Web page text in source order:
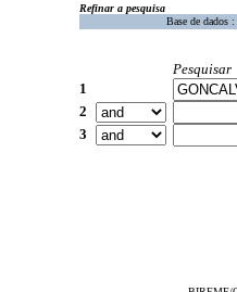
Refinar a pesquisa
Base de dados :
Pesquisar
1
2
3